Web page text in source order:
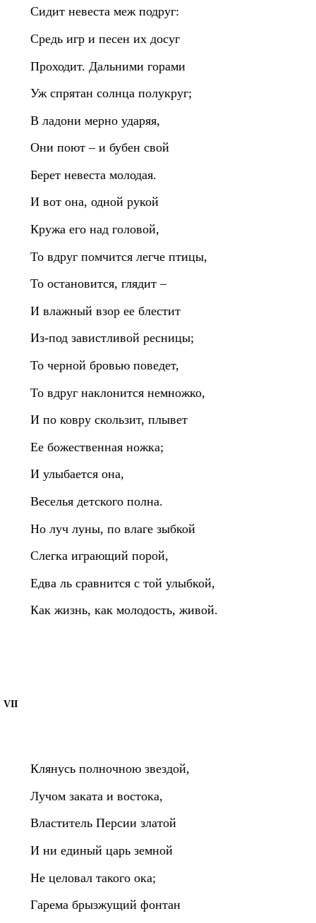
Сидит невеста меж подруг:
Средь игр и песен их досуг
Проходит. Дальними горами
Уж спрятан солнца полукруг;
В ладони мерно ударяя,
Они поют – и бубен свой
Берет невеста молодая.
И вот она, одной рукой
Кружа его над головой,
То вдруг помчится легче птицы,
То остановится, глядит –
И влажный взор ее блестит
Из-под завистливой ресницы;
То черной бровью поведет,
То вдруг наклонится немножко,
И по ковру скользит, плывет
Ее божественная ножка;
И улыбается она,
Веселья детского полна.
Но луч луны, по влаге зыбкой
Слегка играющий порой,
Едва ль сравнится с той улыбкой,
Как жизнь, как молодость, живой.
VII
Клянусь полночною звездой,
Лучом заката и востока,
Властитель Персии златой
И ни единый царь земной
Не целовал такого ока;
Гарема брызжущий фонтан